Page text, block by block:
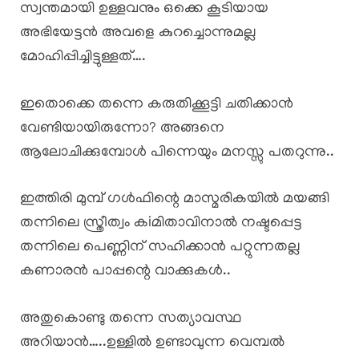
സ്വന്തമായി ഉള്ളവനും ഒക്കെ കൂടിയായ
അഭിയേട്ടൻ അവളെ കുറച്ചൊന്നുമല്ല
മോഹിപ്പിച്ചിട്ടുള്ളത്….
ഇതൊക്കെ തന്നെ കരുതിക്കൂട്ടി ചതിക്കാൻ
വേണ്ടിയായിരുന്നോ? അങ്ങനെ
ആലോചിക്കുമ്പോൾ പിന്നെയും മനസ്സു പതറുന്നു..
ഇത്തിരി മുമ്പ് ഗൾഫിന്റെ മാസ്മരികയിൽ മയങ്ങി
തന്നിലെ സ്ത്രീത്വം കiമിതാവിനാൽ നഷ്ടപ്പെട്ട
തന്നിലെ പെണ്ണിന് സഹിക്കാൻ പറ്റുന്നതല്ല
കണാരൻ പാപ്പന്റെ വാക്കുകൾ..
അതുകൊണ്ടു തന്നെ സത്യാവസ്ഥ
അറിയാൻ…..ഉള്ളിൽ ഉണ്ടാവുന്ന വെമ്പൽ